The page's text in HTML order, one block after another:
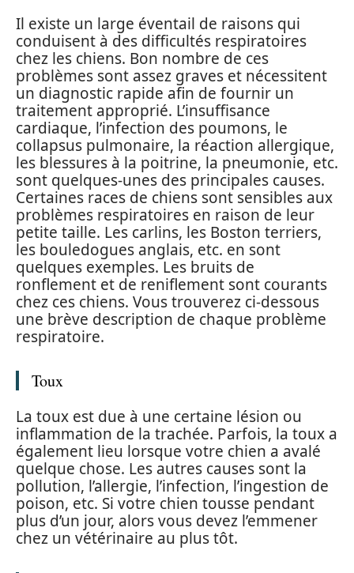
Il existe un large éventail de raisons qui
conduisent à des difficultés respiratoires
chez les chiens. Bon nombre de ces
problèmes sont assez graves et nécessitent
un diagnostic rapide afin de fournir un
traitement approprié. L’insuffisance
cardiaque, l’infection des poumons, le
collapsus pulmonaire, la réaction allergique,
les blessures à la poitrine, la pneumonie, etc.
sont quelques-unes des principales causes.
Certaines races de chiens sont sensibles aux
problèmes respiratoires en raison de leur
petite taille. Les carlins, les Boston terriers,
les bouledogues anglais, etc. en sont
quelques exemples. Les bruits de
ronflement et de reniflement sont courants
chez ces chiens. Vous trouverez ci-dessous
une brève description de chaque problème
respiratoire.
Toux
La toux est due à une certaine lésion ou
inflammation de la trachée. Parfois, la toux a
également lieu lorsque votre chien a avalé
quelque chose. Les autres causes sont la
pollution, l’allergie, l’infection, l’ingestion de
poison, etc. Si votre chien tousse pendant
plus d’un jour, alors vous devez l’emmener
chez un vétérinaire au plus tôt.